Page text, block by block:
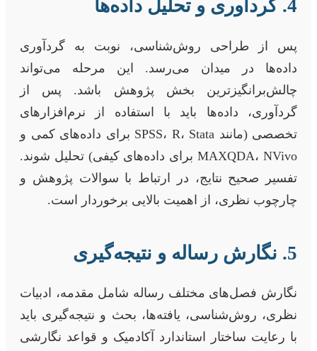
4. گردآوری و تحلیل داده‌ها
پس از طراحی روش‌شناسی، نوبت به گردآوری
داده‌ها در میدان می‌رسد. این مرحله می‌تواند
چالش‌برانگیزترین بخش پژوهش باشد. پس از
گردآوری، داده‌ها باید با استفاده از نرم‌افزارهای
تخصصی (مانند SPSS، R، Stata برای داده‌های کمی و
MAXQDA، NVivo برای داده‌های کیفی) تحلیل شوند.
تفسیر صحیح نتایج، در ارتباط با سوالات پژوهش و
چارچوب نظری، از اهمیت بالایی برخوردار است.
5. نگارش رساله و نتیجه‌گیری
نگارش فصل‌های مختلف رساله شامل مقدمه، ادبیات
نظری، روش‌شناسی، یافته‌ها، بحث و نتیجه‌گیری باید
با رعایت ساختار استاندارد آکادمیک و قواعد نگارشی